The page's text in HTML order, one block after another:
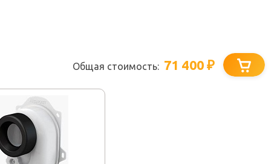
Общая стоимость: 71 400₽